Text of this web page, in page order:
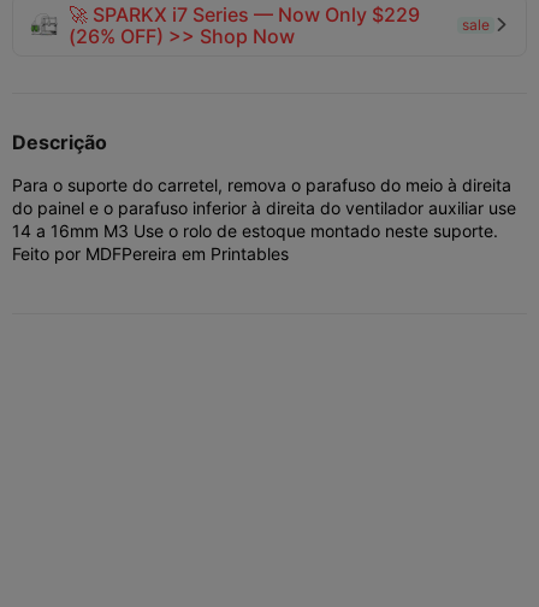
🚀 SPARKX i7 Series — Now Only $229
(26% OFF) >> Shop Now
sale 
Descrição
Para o suporte do carretel, remova o parafuso do meio à direita
do painel e o parafuso inferior à direita do ventilador auxiliar use
14 a 16mm M3 Use o rolo de estoque montado neste suporte.
Feito por MDFPereira em Printables